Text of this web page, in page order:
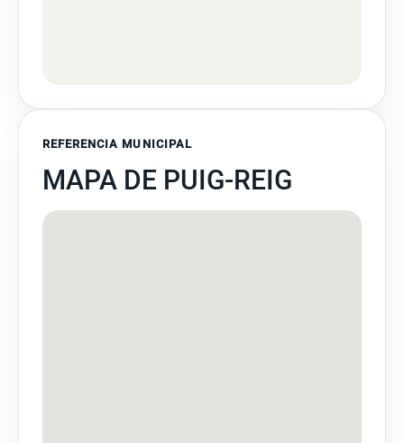
REFERENCIA MUNICIPAL
MAPA DE PUIG-REIG